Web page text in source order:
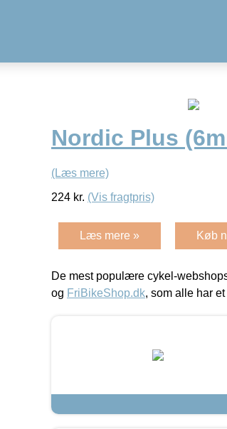
Nordic Plus
(Læs mere)
224 kr. (Vis fragtpris)
Læs mere » Køb
De mest populære cykel-
og FriBikeShop.dk, som alle har